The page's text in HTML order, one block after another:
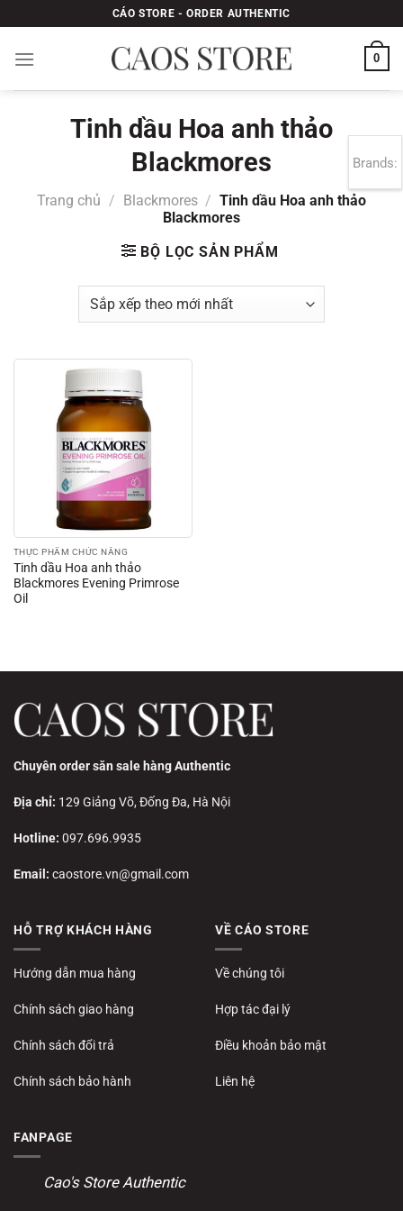
qua
nội
CÁO STORE - ORDER AUTHENTIC
0
Tinh dầu Hoa anh thảo
Blackmores
Trang chủ / Blackmores / Tinh dầu Hoa anh thảo
Blackmores
BỘ LỌC SẢN PHẨM
THỰC PHẨM CHỨC NĂNG
Tinh dầu Hoa anh thảo
Blackmores Evening Primrose
Oil
Chuyên order săn sale hàng Authentic
Địa chỉ: 129 Giảng Võ, Đống Đa, Hà Nội
Hotline: 097.696.9935
Email: caostore.vn@gmail.com
HỖ TRỢ KHÁCH HÀNG
Hướng dẫn mua hàng
Chính sách giao hàng
Chính sách đổi trả
Chính sách bảo hành
VỀ CÁO STORE
Về chúng tôi
Hợp tác đại lý
Điều khoản bảo mật
Liên hệ
FANPAGE
Cao's Store Authentic
Brands: